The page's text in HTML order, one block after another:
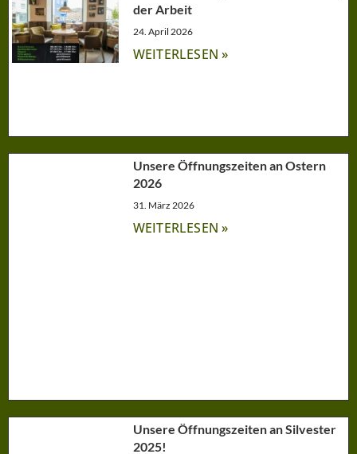
der Arbeit
24. April 2026
WEITERLESEN »
Unsere Öffnungszeiten an Ostern
2026
31. März 2026
WEITERLESEN »
Unsere Öffnungszeiten an Silvester
2025!